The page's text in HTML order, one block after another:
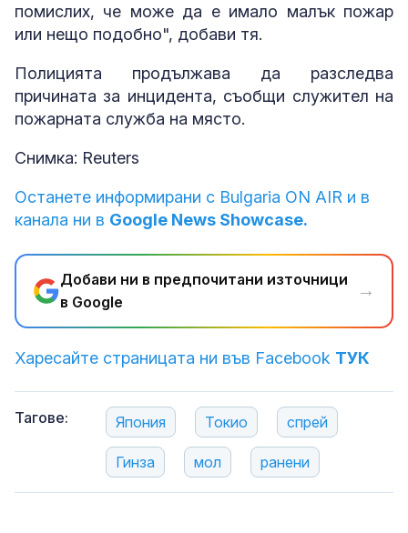
помислих, че може да е имало малък пожар
или нещо подобно", добави тя.
Полицията продължава да разследва
причината за инцидента, съобщи служител на
пожарната служба на място.
Снимка: Reuters
Останете информирани с Bulgaria ON AIR и в
канала ни в Google News Showcase.
Добави ни в предпочитани източници
в Google
→
Харесайте страницата ни във Facebook ТУК
Тагове: Япония Токио спрей
Гинза мол ранени